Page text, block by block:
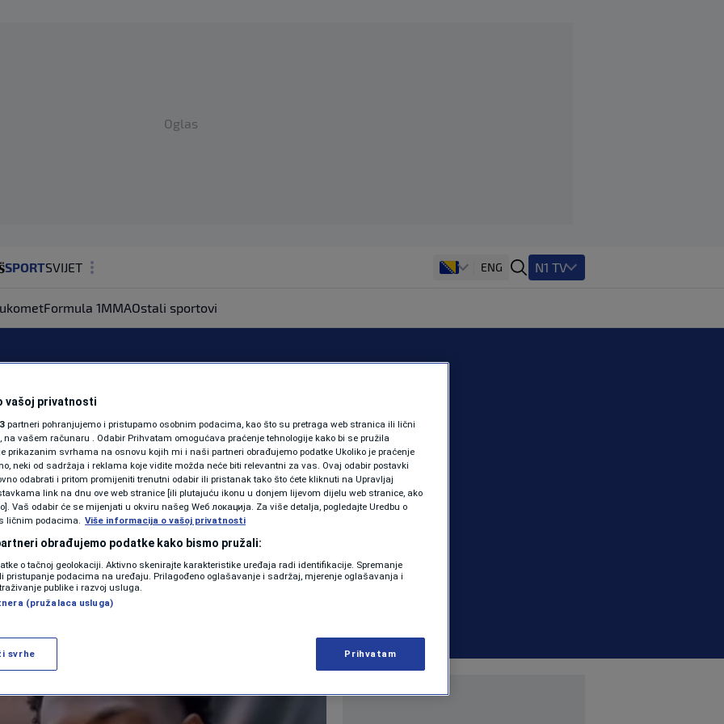
Oglas
SPORTSVIJET
ZDRAVLJE
SHOWBIZ
KOLUMNE
PODCAST
N1 SPECIJAL
FENOMENI
NEISTRAŽENO
VIRALNO
VIDEO
ENG N1 TV
Formula 1MMAOstali sportovi
Wright na
sa živom
(VIDEO)
KOŠARKA 0 komentara
Više
vašoj privatnosti
partneri pohranjujemo i pristupamo osobnim podacima, kao što su pretraga web stranica ili lični
na vašem računaru . Odabir Prihvatam omogućava praćenje tehnologije kako bi se pružila
prikazanim svrhama na osnovu kojih mi i naši partneri obrađujemo podatke Ukoliko je praćenje
neki od sadržaja i reklama koje vidite možda neće biti relevantni za vas. Ovaj odabir postavki
odabrati i pritom promijeniti trenutni odabir ili pristanak tako što ćete kliknuti na Upravljaj
link na dnu ove web stranice [ili plutajuću ikonu u donjem lijevom dijelu web stranice, ako
Vaš odabir će se mijenjati u okviru našeg Wеб локација. Za više detalja, pogledajte Uredbu o
ličnim podacima. Više informacija o vašoj privatnosti
obrađujemo podatke kako bismo pružali:
o tačnoj geolokaciji. Aktivno skenirajte karakteristike uređaja radi identifikacije. Spremanje
pristupanje podacima na uređaju. Prilagođeno oglašavanje i sadržaj, mjerenje oglašavanja i
publike i razvoj usluga.
(pružalaca usluga)
svrhe Prihvatam